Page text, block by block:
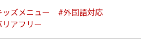
ッズメニュー
#外国語対応
リアフリー